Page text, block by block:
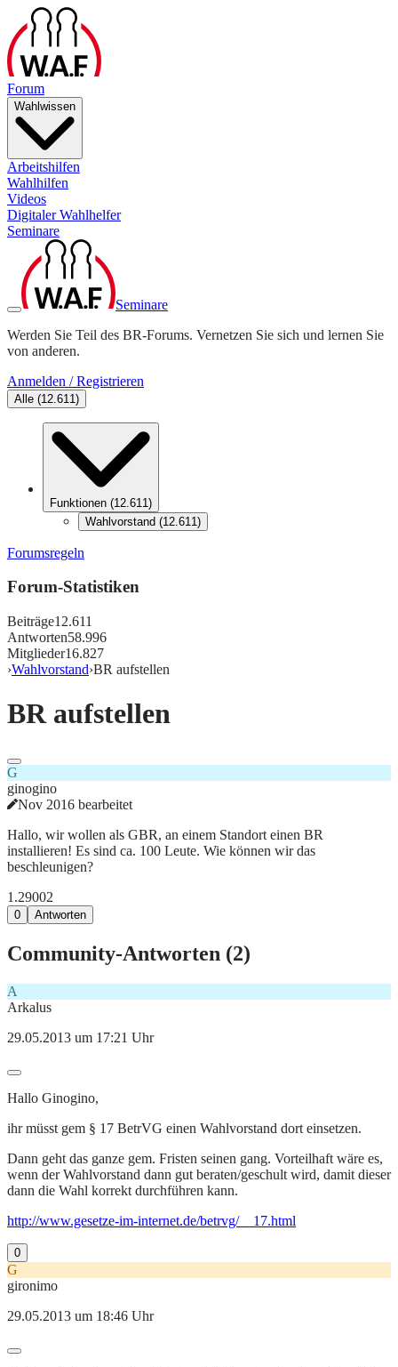
Forum
Wahlwissen
Arbeitshilfen
Wahlhilfen
Videos
Digitaler Wahlhelfer
Seminare
Seminare
Werden Sie Teil des BR-Forums. Vernetzen Sie sich und lernen Sie
von anderen.
Anmelden / Registrieren
Alle (12.611)
Funktionen (12.611)
Wahlvorstand (12.611)
Forumsregeln
Forum-Statistiken
Beiträge12.611
Antworten58.996
Mitglieder16.827
›Wahlvorstand›BR aufstellen
BR aufstellen
G
ginogino
Nov 2016 bearbeitet
Hallo, wir wollen als GBR, an einem Standort einen BR
installieren! Es sind ca. 100 Leute. Wie können wir das
beschleunigen?
1.29002
0 Antworten
Community-Antworten (2)
A
Arkalus
29.05.2013 um 17:21 Uhr
Hallo Ginogino,
ihr müsst gem § 17 BetrVG einen Wahlvorstand dort einsetzen.
Dann geht das ganze gem. Fristen seinen gang. Vorteilhaft wäre es,
wenn der Wahlvorstand dann gut beraten/geschult wird, damit dieser
dann die Wahl korrekt durchführen kann.
http://www.gesetze-im-internet.de/betrvg/__17.html
0
G
gironimo
29.05.2013 um 18:46 Uhr